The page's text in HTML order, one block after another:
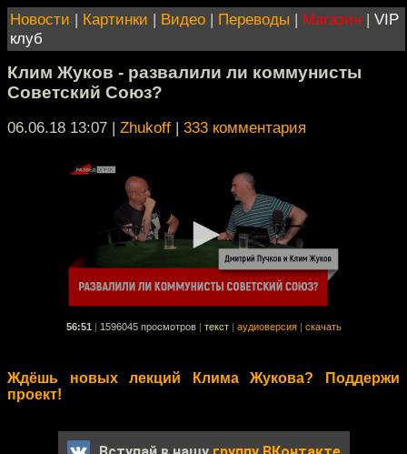
Новости | Картинки | Видео | Переводы | Магазин | VIP
клуб
Клим Жуков - развалили ли коммунисты
Советский Союз?
06.06.18 13:07 | Zhukoff | 333 комментария
56:51 1596045 просмотров текст аудиоверсия скачать
Ждёшь новых лекций Клима Жукова? Поддержи
проект!